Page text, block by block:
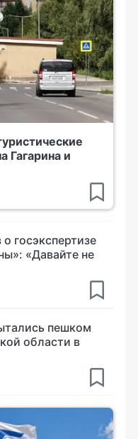
Гагарина и
госэкспертизе
«Давайте не
пешком
области в